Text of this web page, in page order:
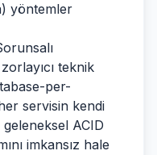
yöntemler
teknik
per-
servisin kendi
ACID
imkansız hale